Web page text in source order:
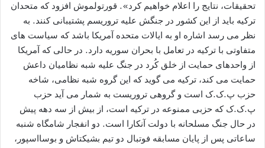
تحقیقات، نتایج را اعلام خواهیم کرد». قورتولموش افزود که متحدان
ترکیه باید از این کشور در جنگش علیه تروریسم پشتیبانی کنند. به
نظر می رسد اشاره او به ایالات متحده آمریکا باشد که سیاست های
متفاوتی با ترکیه در تعامل با بحران سوریه دارد. در حالی که آمریکا
از واحدهای حمایت از خلق کُرد در جنگ علیه شبه نظامیان داعش
حمایت می کند، ترکیه می گوید که این گروه شبه نظامی، شاخه
حزب پ.ک.ک است و گروهی تروریست به شمار می آید حزب
پ.ک.ک که حزبی ممنوعه در ترکیه است، از بیش از سه دهه پیش
در حال جنگ مسلحانه با دولت آنکارا است. دو انفجار شامگاه شنبه
ساعاتی پس از پایان مسابقه فوتبال دو تیم بشیکتاش و بوسااسپور،